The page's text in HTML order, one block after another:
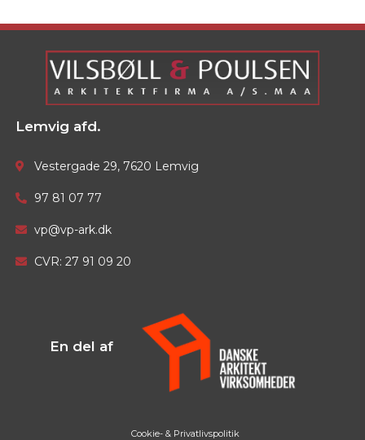
Lemvig afd.
Vestergade 29, 7620 Lemvig
97 81 07 77
vp@vp-ark.dk
CVR: 27 91 09 20
En del af
Cookie- & Privatlivspolitik